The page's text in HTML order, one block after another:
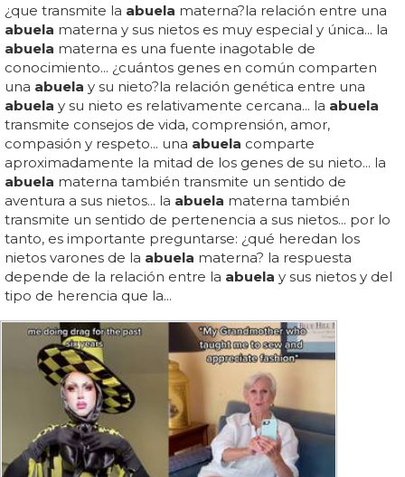
¿que transmite la abuela materna?la relación entre una
abuela materna y sus nietos es muy especial y única... la
abuela materna es una fuente inagotable de
conocimiento... ¿cuántos genes en común comparten
una abuela y su nieto?la relación genética entre una
abuela y su nieto es relativamente cercana... la abuela
transmite consejos de vida, comprensión, amor,
compasión y respeto... una abuela comparte
aproximadamente la mitad de los genes de su nieto... la
abuela materna también transmite un sentido de
aventura a sus nietos... la abuela materna también
transmite un sentido de pertenencia a sus nietos... por lo
tanto, es importante preguntarse: ¿qué heredan los
nietos varones de la abuela materna? la respuesta
depende de la relación entre la abuela y sus nietos y del
tipo de herencia que la...